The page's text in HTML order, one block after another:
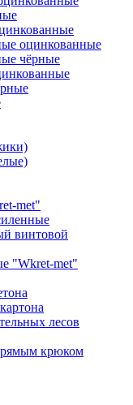
оцинкованные
чёрные
met"
винтовой
"Wkret-met"
лесов
крюком